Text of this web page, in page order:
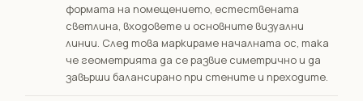
формата на помещението, естествената
светлина, входовете и основните визуални
линии. След това маркираме началната ос, така
че геометрията да се развие симетрично и да
завърши балансирано при стените и преходите.